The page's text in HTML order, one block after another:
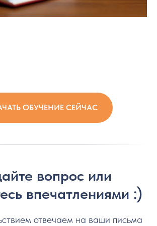
ОБУЧЕНИЕ СЕЙЧАС
вопрос или
впечатлениями :)
отвечаем на ваши письма